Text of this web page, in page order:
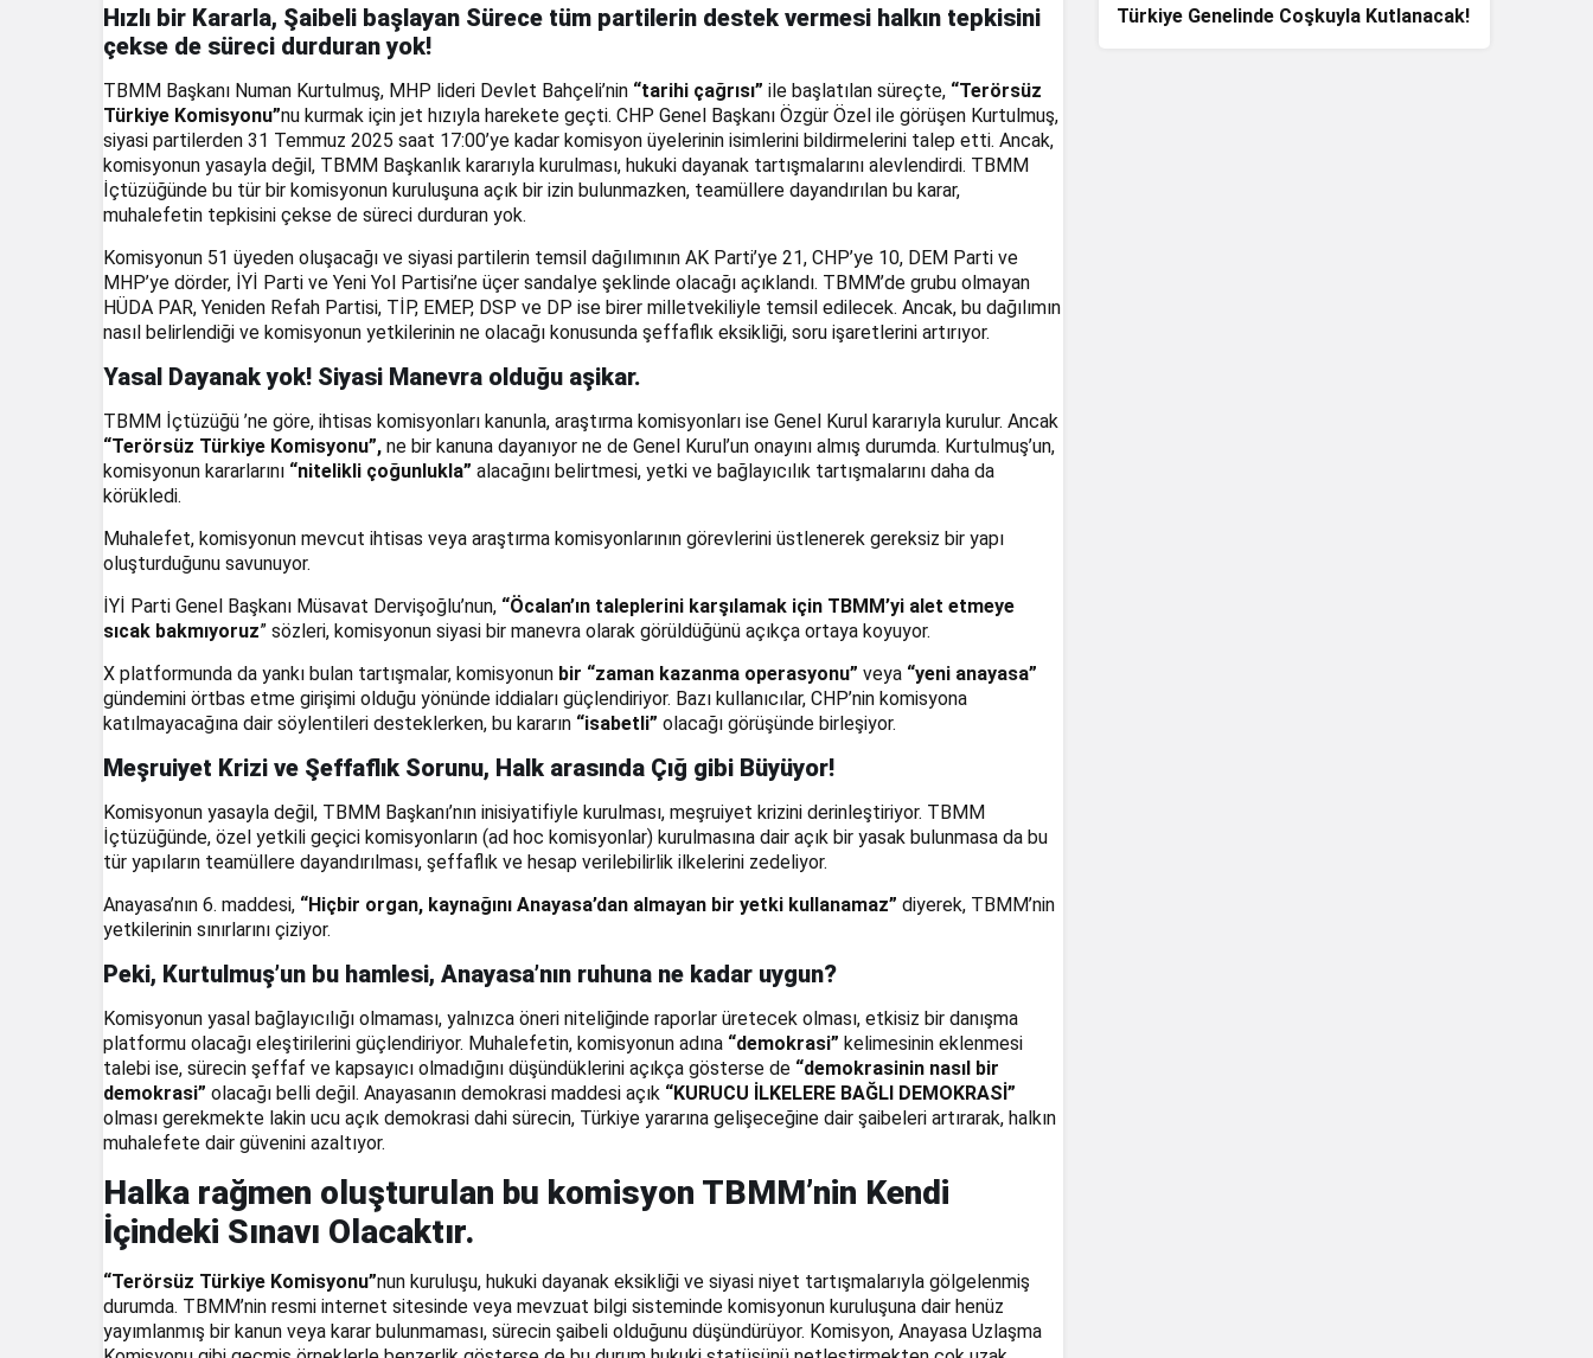
Hızlı bir Kararla, Şaibeli başlayan Sürece tüm partilerin destek vermesi halkın tepkisini
çekse de süreci durduran yok!
TBMM Başkanı Numan Kurtulmuş, MHP lideri Devlet Bahçeli’nin “tarihi çağrısı” ile başlatılan süreçte, “Terörsüz
Türkiye Komisyonu”nu kurmak için jet hızıyla harekete geçti. CHP Genel Başkanı Özgür Özel ile görüşen Kurtulmuş,
siyasi partilerden 31 Temmuz 2025 saat 17:00’ye kadar komisyon üyelerinin isimlerini bildirmelerini talep etti. Ancak,
komisyonun yasayla değil, TBMM Başkanlık kararıyla kurulması, hukuki dayanak tartışmalarını alevlendirdi. TBMM
İçtüzüğünde bu tür bir komisyonun kuruluşuna açık bir izin bulunmazken, teamüllere dayandırılan bu karar,
muhalefetin tepkisini çekse de süreci durduran yok.
Komisyonun 51 üyeden oluşacağı ve siyasi partilerin temsil dağılımının AK Parti’ye 21, CHP’ye 10, DEM Parti ve
MHP’ye dörder, İYİ Parti ve Yeni Yol Partisi’ne üçer sandalye şeklinde olacağı açıklandı. TBMM’de grubu olmayan
HÜDA PAR, Yeniden Refah Partisi, TİP, EMEP, DSP ve DP ise birer milletvekiliyle temsil edilecek. Ancak, bu dağılımın
nasıl belirlendiği ve komisyonun yetkilerinin ne olacağı konusunda şeffaflık eksikliği, soru işaretlerini artırıyor.
Yasal Dayanak yok! Siyasi Manevra olduğu aşikar.
TBMM İçtüzüğü ’ne göre, ihtisas komisyonları kanunla, araştırma komisyonları ise Genel Kurul kararıyla kurulur. Ancak
“Terörsüz Türkiye Komisyonu”, ne bir kanuna dayanıyor ne de Genel Kurul’un onayını almış durumda. Kurtulmuş’un,
komisyonun kararlarını “nitelikli çoğunlukla” alacağını belirtmesi, yetki ve bağlayıcılık tartışmalarını daha da
körükledi.
Muhalefet, komisyonun mevcut ihtisas veya araştırma komisyonlarının görevlerini üstlenerek gereksiz bir yapı
oluşturduğunu savunuyor.
İYİ Parti Genel Başkanı Müsavat Dervişoğlu’nun, “Öcalan’ın taleplerini karşılamak için TBMM’yi alet etmeye
sıcak bakmıyoruz” sözleri, komisyonun siyasi bir manevra olarak görüldüğünü açıkça ortaya koyuyor.
X platformunda da yankı bulan tartışmalar, komisyonun bir “zaman kazanma operasyonu” veya “yeni anayasa”
gündemini örtbas etme girişimi olduğu yönünde iddiaları güçlendiriyor. Bazı kullanıcılar, CHP’nin komisyona
katılmayacağına dair söylentileri desteklerken, bu kararın “isabetli” olacağı görüşünde birleşiyor.
Meşruiyet Krizi ve Şeffaflık Sorunu, Halk arasında Çığ gibi Büyüyor!
Komisyonun yasayla değil, TBMM Başkanı’nın inisiyatifiyle kurulması, meşruiyet krizini derinleştiriyor. TBMM
İçtüzüğünde, özel yetkili geçici komisyonların (ad hoc komisyonlar) kurulmasına dair açık bir yasak bulunmasa da bu
tür yapıların teamüllere dayandırılması, şeffaflık ve hesap verilebilirlik ilkelerini zedeliyor.
Anayasa’nın 6. maddesi, “Hiçbir organ, kaynağını Anayasa’dan almayan bir yetki kullanamaz” diyerek, TBMM’nin
yetkilerinin sınırlarını çiziyor.
Peki, Kurtulmuş’un bu hamlesi, Anayasa’nın ruhuna ne kadar uygun?
Komisyonun yasal bağlayıcılığı olmaması, yalnızca öneri niteliğinde raporlar üretecek olması, etkisiz bir danışma
platformu olacağı eleştirilerini güçlendiriyor. Muhalefetin, komisyonun adına “demokrasi” kelimesinin eklenmesi
talebi ise, sürecin şeffaf ve kapsayıcı olmadığını düşündüklerini açıkça gösterse de “demokrasinin nasıl bir
demokrasi” olacağı belli değil. Anayasanın demokrasi maddesi açık “KURUCU İLKELERE BAĞLI DEMOKRASİ”
olması gerekmekte lakin ucu açık demokrasi dahi sürecin, Türkiye yararına gelişeceğine dair şaibeleri artırarak, halkın
muhalefete dair güvenini azaltıyor.
Halka rağmen oluşturulan bu komisyon TBMM’nin Kendi
İçindeki Sınavı Olacaktır.
“Terörsüz Türkiye Komisyonu”nun kuruluşu, hukuki dayanak eksikliği ve siyasi niyet tartışmalarıyla gölgelenmiş
durumda. TBMM’nin resmi internet sitesinde veya mevzuat bilgi sisteminde komisyonun kuruluşuna dair henüz
yayımlanmış bir kanun veya karar bulunmaması, sürecin şaibeli olduğunu düşündürüyor. Komisyon, Anayasa Uzlaşma
Türkiye Genelinde Coşkuyla Kutlanacak!